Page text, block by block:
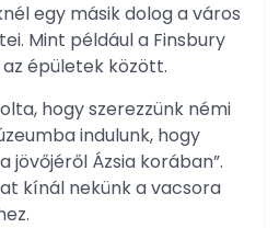
egy másik dolog a város
Mint például a Finsbury
épületek között.
hogy szerezzünk némi
indulunk, hogy
jövőjéről Ázsia korában”.
kínál nekünk a vacsora